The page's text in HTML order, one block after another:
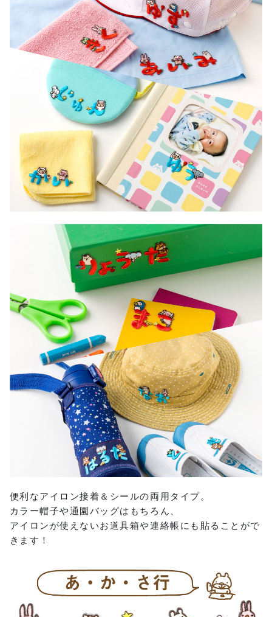
便利なアイロン接着＆シールの両用タイプ。
カラー帽子や通園バッグはもちろん、
アイロンが使えないお道具箱や連絡帳にも貼ることがで
きます！